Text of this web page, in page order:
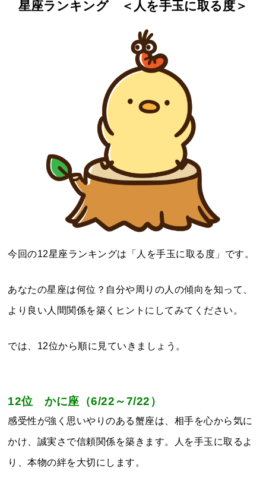
星座ランキング ＜人を手玉に取る度＞
今回の12星座ランキングは「人を手玉に取る度」です。
あなたの星座は何位？自分や周りの人の傾向を知って、
より良い人間関係を築くヒントにしてみてください。
では、12位から順に見ていきましょう。
12位 かに座（6/22～7/22）
感受性が強く思いやりのある蟹座は、相手を心から気に
かけ、誠実さで信頼関係を築きます。人を手玉に取るよ
り、本物の絆を大切にします。